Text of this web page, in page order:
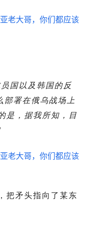
国以及韩国的反
部署在俄乌战场上
是，据我所知，目
把矛头指向了某东